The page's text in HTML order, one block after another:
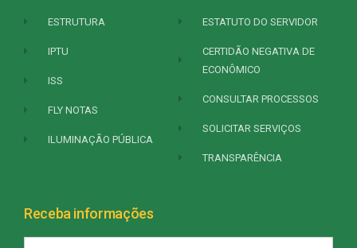
ESTRUTURA
IPTU
ISS
FLY NOTAS
ILUMINAÇÃO PÚBLICA
ESTATUTO DO SERVIDOR
CERTIDÃO NEGATIVA DE
ECONÔMICO
CONSULTAR PROCESSOS
SOLICITAR SERVIÇOS
TRANSPARÊNCIA
Receba informações